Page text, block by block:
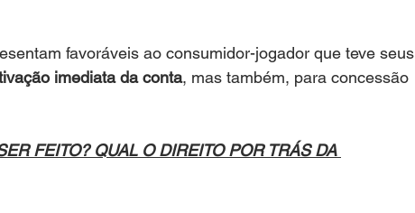
favoráveis ao consumidor-jogador que teve seus
imediata da conta, mas também, para concessão
FEITO? QUAL O DIREITO POR TRÁS DA